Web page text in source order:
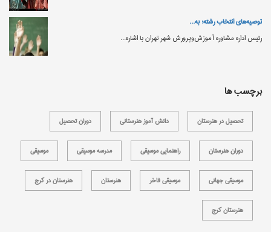
توصیه‌های انتخاب رشته؛ به...
رئیس اداره مشاوره آموزش‌وپرورش شهر تهران با اشاره...
برچسب ها
تحصیل در هنرستان دانش آموز هنرستانی دوران تحصیل
دوران هنرستان راهنمایی موسیقی مدرسه موسیقی موسیقی
موسیقی جهانی موسیقی فاخر هنرستان هنرستان در کرج
هنرستان کرج